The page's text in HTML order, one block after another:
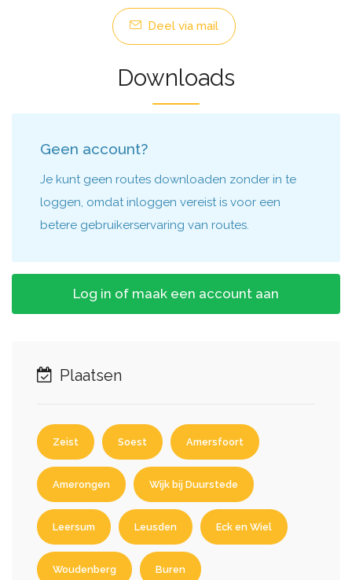
Deel via mail
Downloads
Geen account?
Je kunt geen routes downloaden zonder in te
loggen, omdat inloggen vereist is voor een
betere gebruikerservaring van routes.
Log in of maak een account aan
Plaatsen
Zeist Soest Amersfoort
Amerongen Wijk bij Duurstede
Leersum Leusden Eck en Wiel
Woudenberg Buren